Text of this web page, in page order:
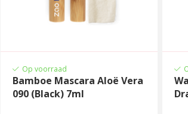
Op voorraad
Bamboe Mascara Aloë Vera
090 (Black) 7ml